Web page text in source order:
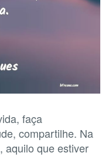
faça
compartilhe. Na
aquilo que estiver